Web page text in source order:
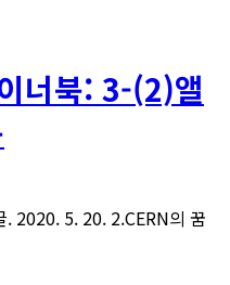
너북: 3-(2)앨
2020. 5. 20. 2.CERN의 꿈